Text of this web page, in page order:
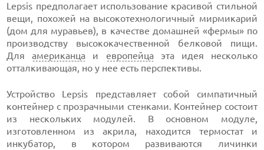
Lepsis предполагает использование красивой стильной
вещи, похожей на высокотехнологичный мирмикарий
(дом для муравьев), в качестве домашней «фермы» по
производству высококачественной белковой пищи.
Дляамериканца и европейцаэта идея несколько
отталкивающая, но у нее есть перспективы.
Устройство Lepsis представляет собой симпатичный
контейнер с прозрачными стенками. Контейнер состоит
из нескольких модулей. В основном модуле,
изготовленном из акрила, находится термостат и
инкубатор, в котором развиваются личинки